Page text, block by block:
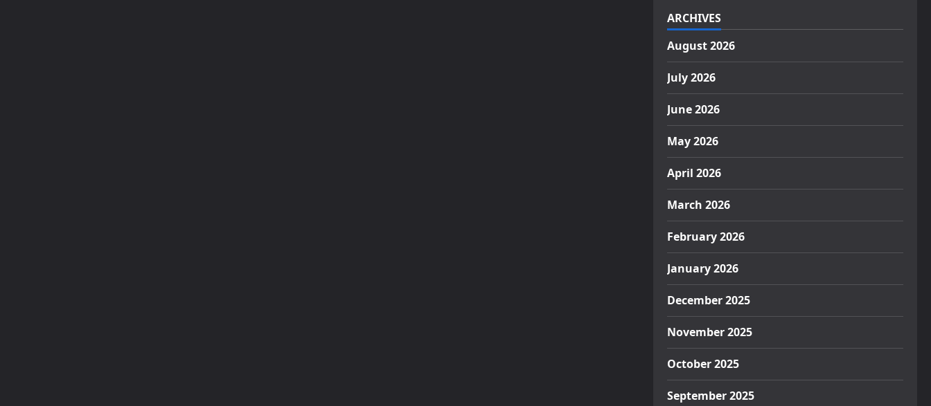
ARCHIVES
August 2026
July 2026
June 2026
May 2026
April 2026
March 2026
February 2026
January 2026
December 2025
November 2025
October 2025
September 2025